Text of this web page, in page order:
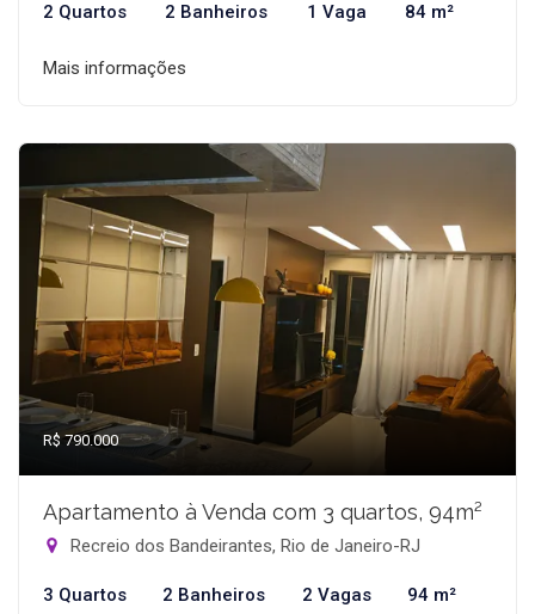
2 Quartos 2 Banheiros 1 Vaga 84 m²
Mais informações
R$ 790.000
Apartamento à Venda com 3 quartos, 94m²
Recreio dos Bandeirantes, Rio de Janeiro-RJ
3 Quartos 2 Banheiros 2 Vagas 94 m²